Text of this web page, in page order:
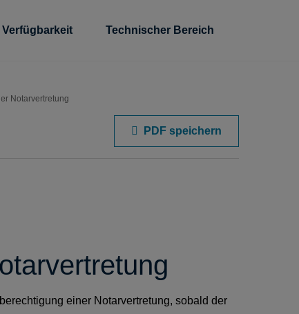
Verfügbarkeit Technischer Bereich
Notarvertretung
PDF speichern
einer Notarvertretung, sobald der